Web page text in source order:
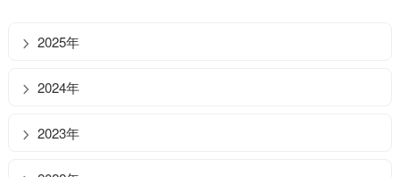
2025年
2024年
2023年